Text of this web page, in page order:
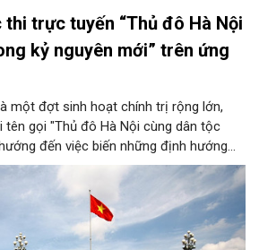
trực tuyến “Thủ đô Hà Nội
kỷ nguyên mới” trên ứng
một đợt sinh hoạt chính trị rộng lớn,
gọi "Thủ đô Hà Nội cùng dân tộc
đến việc biến những định hướng
số 02-NQ/TW của Bộ Chính trị
thức chung của mỗi người dân.